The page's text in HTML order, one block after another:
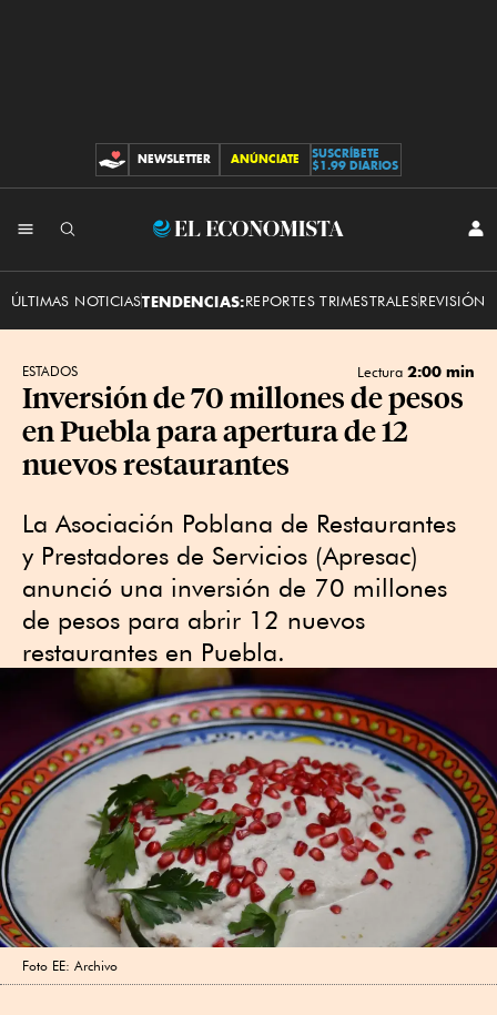
CONTRIBUCIONES
NEWSLETTER ANÚNCIATE
SUSCRÍBETE
$1.99 DIARIOS
El
ÚLTIMAS NOTICIASTENDENCIAS:REPORTES TRIMESTRALESREVISIÓN
ESTADOS Lectura 2:00 min
Inversión de 70 millones de pesos
en Puebla para apertura de 12
nuevos restaurantes
La Asociación Poblana de Restaurantes
y Prestadores de Servicios (Apresac)
anunció una inversión de 70 millones
de pesos para abrir 12 nuevos
restaurantes en Puebla.
Foto EE: Archivo